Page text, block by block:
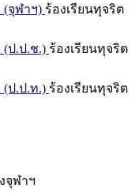
(จุฬาฯ) ร้องเรียนทุจริต
(ป.ป.ช.) ร้องเรียนทุจริต
(ป.ป.ท.) ร้องเรียนทุจริต
จุฬาฯ